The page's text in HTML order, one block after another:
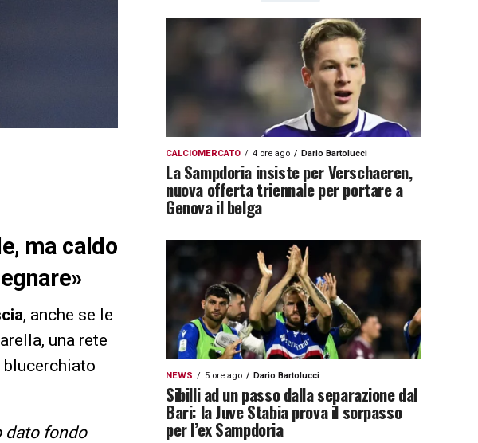
ma caldo
, anche se le
una rete
dato fondo
CALCIOMERCATO 4 ore ago Dario Bartolucci
La Sampdoria insiste per Verschaeren,
nuova offerta triennale per portare a
Genova il belga
NEWS 5 ore ago Dario Bartolucci
Sibilli ad un passo dalla separazione dal
Bari: la Juve Stabia prova il sorpasso
per l’ex Sampdoria